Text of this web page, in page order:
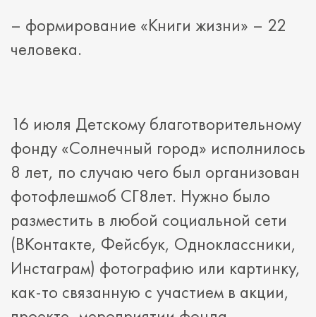
– формирование «Книги жизни» – 22
человека.
16 июля Детскому благотворительному
фонду «Солнечный город» исполнилось
8 лет, по случаю чего был организован
фотофлешмоб СГ8лет. Нужно было
разместить в любой социальной сети
(ВКонтакте, Фейсбук, Одноклассники,
Инстаграм) фотографию или картинку,
как-то связанную с участием в акции,